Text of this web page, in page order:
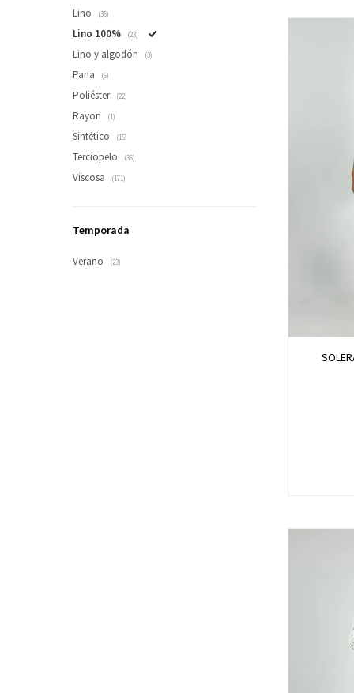
Lino (36)
Lino 100% (23)
Lino y algodón (3)
Pana (6)
Poliéster (22)
Rayon (1)
Sintético (15)
Terciopelo (36)
Viscosa (171)
Temporada
Verano (23)